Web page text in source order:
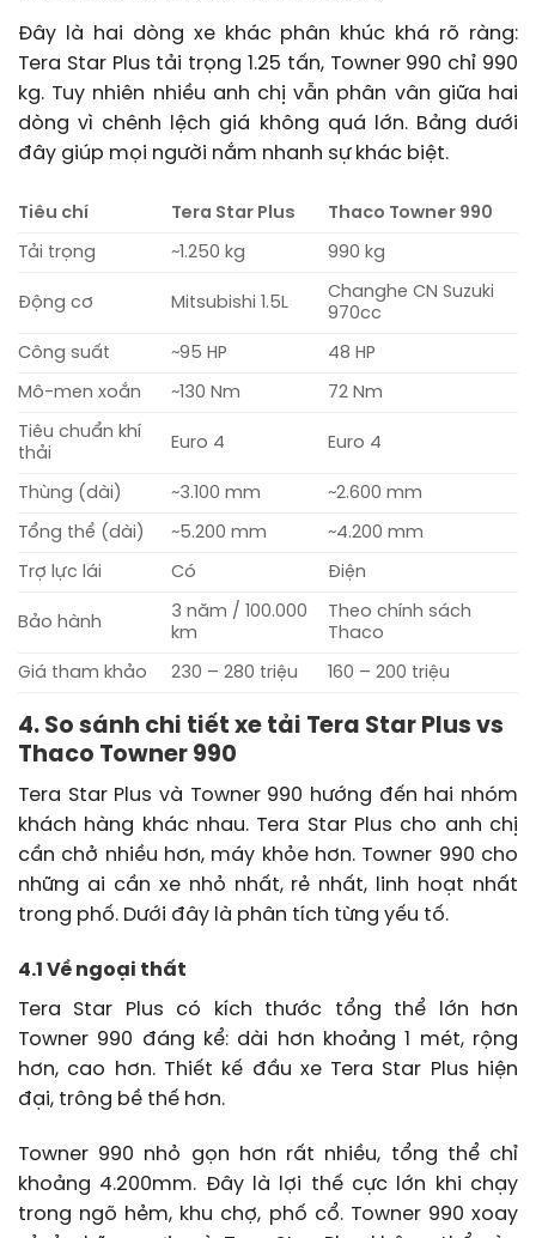
Đây là hai dòng xe khác phân khúc khá rõ ràng:
Tera Star Plus tải trọng 1.25 tấn, Towner 990 chỉ 990
kg. Tuy nhiên nhiều anh chị vẫn phân vân giữa hai
dòng vì chênh lệch giá không quá lớn. Bảng dưới
đây giúp mọi người nắm nhanh sự khác biệt.
Tiêu chí Tera Star Plus Thaco Towner 990
Tải trọng ~1.250 kg 990 kg
Động cơ Mitsubishi 1.5L
Changhe CN Suzuki
970cc
Công suất ~95 HP 48 HP
Mô-men xoắn ~130 Nm 72 Nm
Tiêu chuẩn khí
thải
Euro 4 Euro 4
Thùng (dài) ~3.100 mm ~2.600 mm
Tổng thể (dài) ~5.200 mm ~4.200 mm
Trợ lực lái Có Điện
Bảo hành
3 năm / 100.000
km
Theo chính sách
Thaco
Giá tham khảo 230 – 280 triệu 160 – 200 triệu
4. So sánh chi tiết xe tải Tera Star Plus vs
Thaco Towner 990
Tera Star Plus và Towner 990 hướng đến hai nhóm
khách hàng khác nhau. Tera Star Plus cho anh chị
cần chở nhiều hơn, máy khỏe hơn. Towner 990 cho
những ai cần xe nhỏ nhất, rẻ nhất, linh hoạt nhất
trong phố. Dưới đây là phân tích từng yếu tố.
4.1 Về ngoại thất
Tera Star Plus có kích thước tổng thể lớn hơn
Towner 990 đáng kể: dài hơn khoảng 1 mét, rộng
hơn, cao hơn. Thiết kế đầu xe Tera Star Plus hiện
đại, trông bề thế hơn.
Towner 990 nhỏ gọn hơn rất nhiều, tổng thể chỉ
khoảng 4.200mm. Đây là lợi thế cực lớn khi chạy
trong ngõ hẻm, khu chợ, phố cổ. Towner 990 xoay